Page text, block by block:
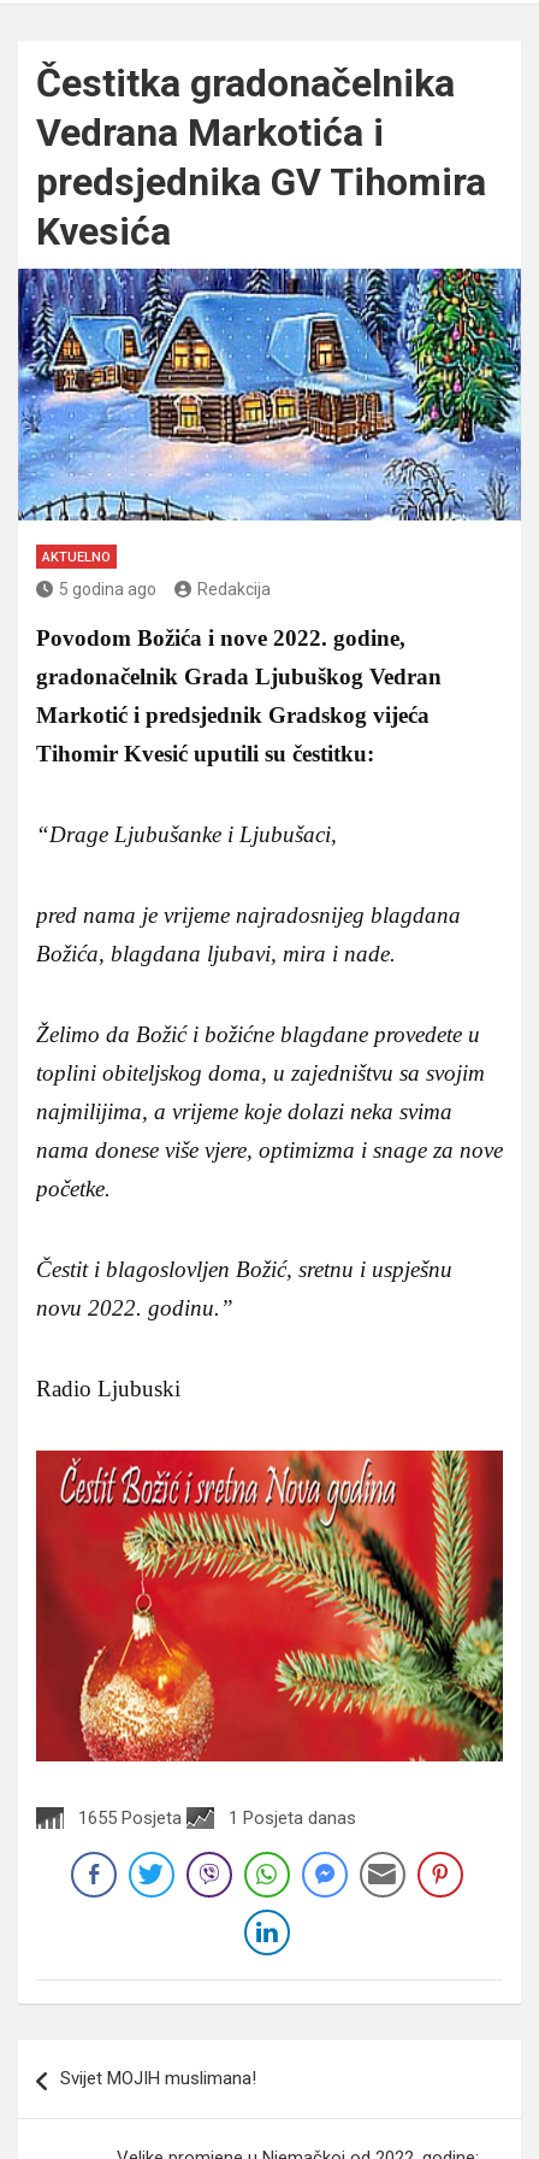
Čestitka gradonačelnika
Vedrana Markotića i
predsjednika GV Tihomira
Kvesića
AKTUELNO
5 godina ago Redakcija
Povodom Božića i nove 2022. godine,
gradonačelnik Grada Ljubuškog Vedran
Markotić i predsjednik Gradskog vijeća
Tihomir Kvesić uputili su čestitku:
“Drage Ljubušanke i Ljubušaci,
pred nama je vrijeme najradosnijeg blagdana
Božića, blagdana ljubavi, mira i nade.
Želimo da Božić i božićne blagdane provedete u
toplini obiteljskog doma, u zajedništvu sa svojim
najmilijima, a vrijeme koje dolazi neka svima
nama donese više vjere, optimizma i snage za nove
početke.
Čestit i blagoslovljen Božić, sretnu i uspješnu
novu 2022. godinu.”
Radio Ljubuski
1655 Posjeta 1 Posjeta danas
članaka
Svijet MOJIH muslimana!